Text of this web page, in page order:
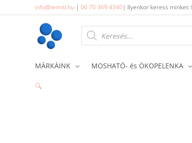
to
info@temiti.hu | 06 70 369 4340| Ilyenkor keress minket:
Products
search
MÁRKÁINK MOSHATÓ- és ÖKOPELENKA
🔍